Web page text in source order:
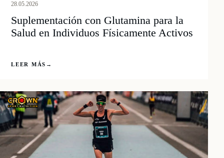
28.05.2026
Suplementación con Glutamina para la
Salud en Individuos Físicamente Activos
LEER MÁS →